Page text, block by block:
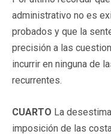
administrativo no es
probados y que la
precisión a las
incurrir en ninguna de
recurrentes.
CUARTO La
imposición de las